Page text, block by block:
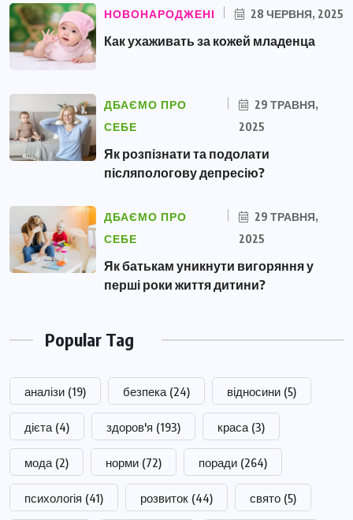
НОВОНАРОДЖЕНІ 28 ЧЕРВНЯ, 2025
Как ухаживать за кожей младенца
ДБАЄМО ПРО
СЕБЕ
29 ТРАВНЯ,
2025
Як розпізнати та подолати
післяпологову депресію?
ДБАЄМО ПРО
СЕБЕ
29 ТРАВНЯ,
2025
Як батькам уникнути вигоряння у
перші роки життя дитини?
Popular Tag
аналізи (19) безпека (24) відносини (5)
дієта (4) здоров'я (193) краса (3)
мода (2) норми (72) поради (264)
психологія (41) розвиток (44) свято (5)